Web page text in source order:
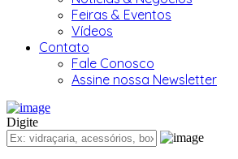
Feiras & Eventos
Vídeos
Contato
Fale Conosco
Assine nossa Newsletter
Digite